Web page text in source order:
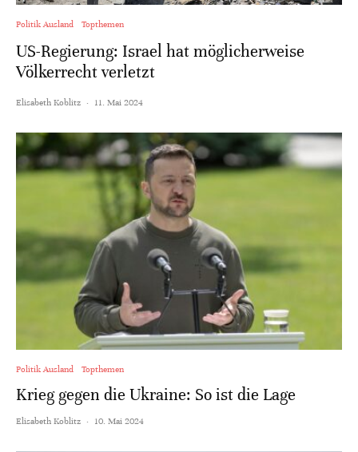
Politik Ausland Topthemen
US-Regierung: Israel hat möglicherweise
Völkerrecht verletzt
Elisabeth Koblitz · 11. Mai 2024
Politik Ausland Topthemen
Krieg gegen die Ukraine: So ist die Lage
Elisabeth Koblitz · 10. Mai 2024